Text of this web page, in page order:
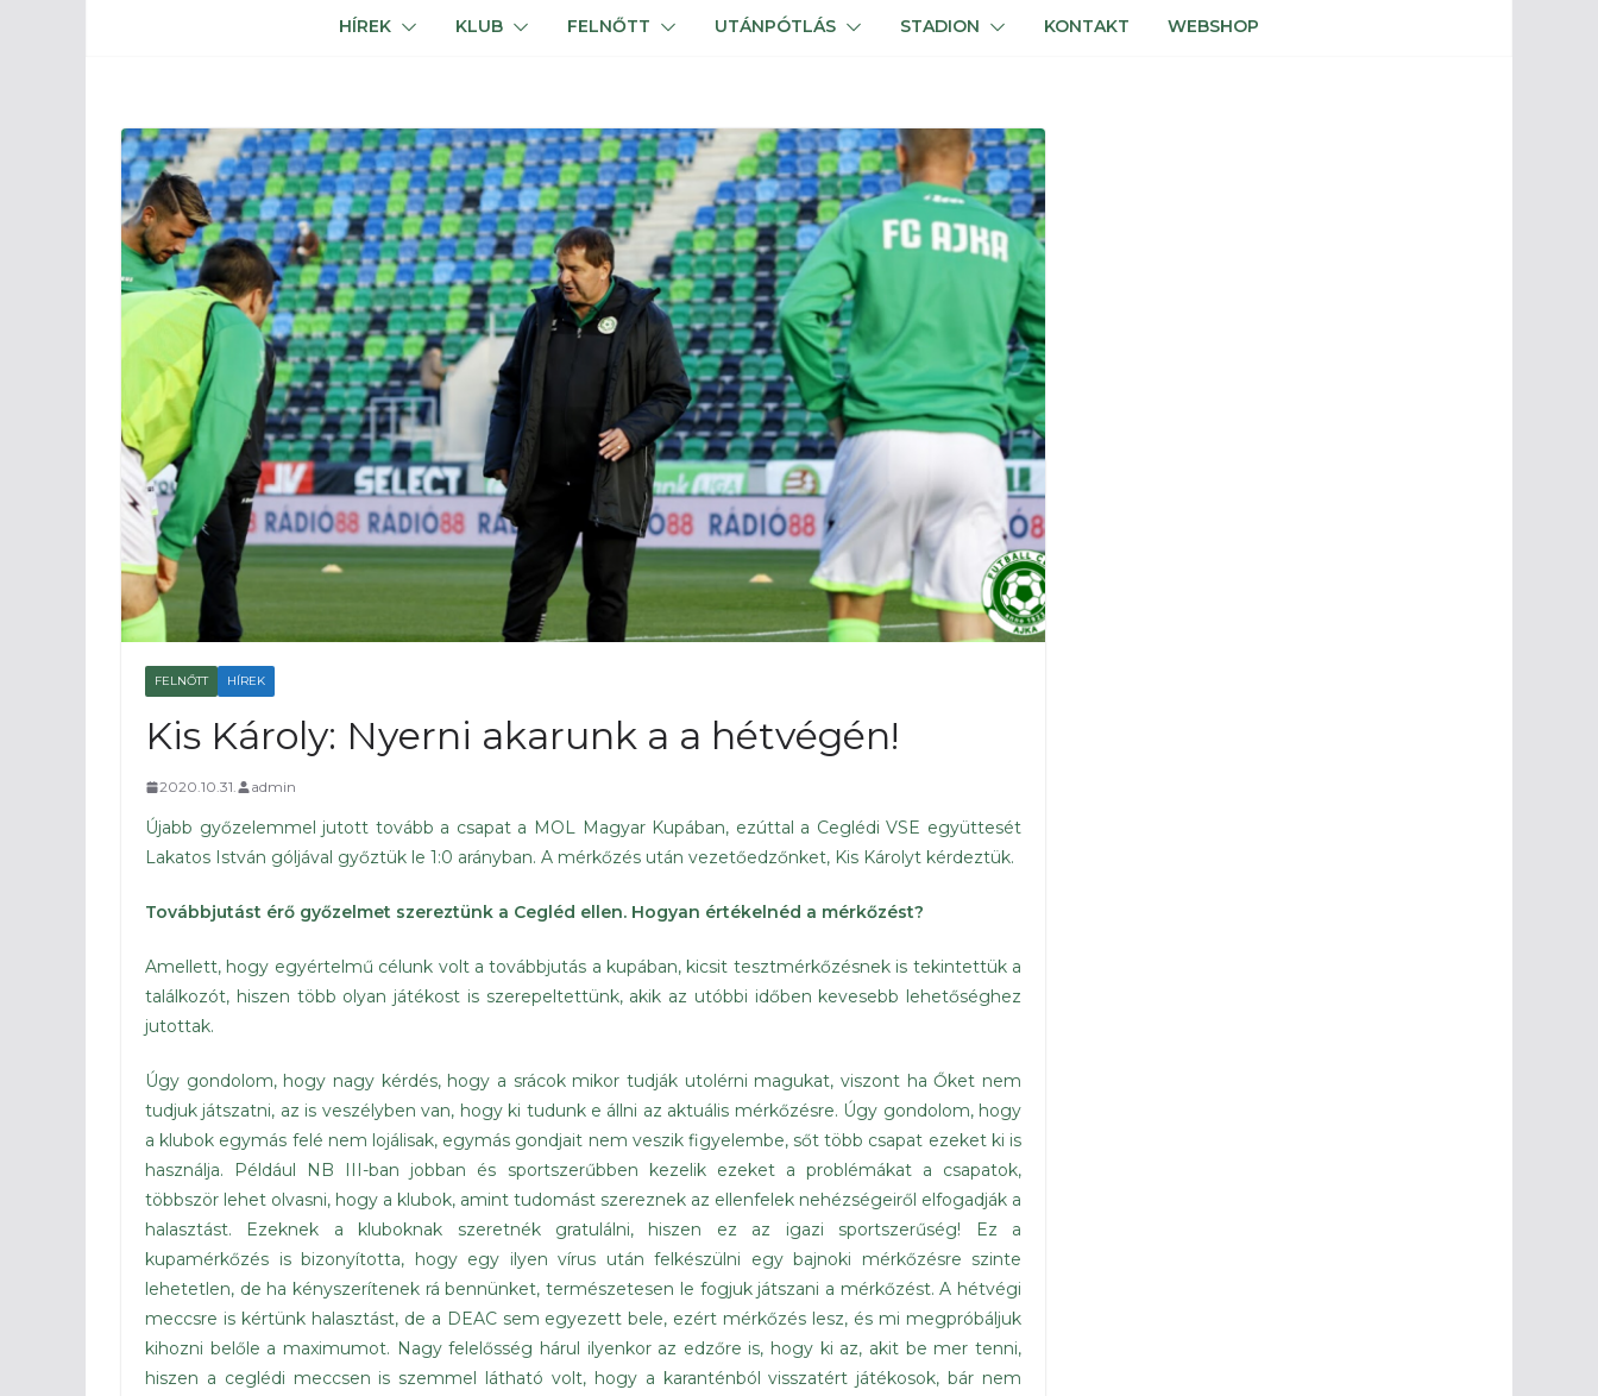
HÍREK KLUB FELNŐTT UTÁNPÓTLÁS STADION KONTAKT WEBSHOP
FELNŐTT HÍREK
Kis Károly: Nyerni akarunk a a hétvégén!
2020.10.31. admin
Újabb győzelemmel jutott tovább a csapat a MOL Magyar Kupában, ezúttal a Ceglédi VSE együttesét
Lakatos István góljával győztük le 1:0 arányban. A mérkőzés után vezetőedzőnket, Kis Károlyt kérdeztük.
Továbbjutást érő győzelmet szereztünk a Cegléd ellen. Hogyan értékelnéd a mérkőzést?
Amellett, hogy egyértelmű célunk volt a továbbjutás a kupában, kicsit tesztmérkőzésnek is tekintettük a
találkozót, hiszen több olyan játékost is szerepeltettünk, akik az utóbbi időben kevesebb lehetőséghez
jutottak.
Úgy gondolom, hogy nagy kérdés, hogy a srácok mikor tudják utolérni magukat, viszont ha Őket nem
tudjuk játszatni, az is veszélyben van, hogy ki tudunk e állni az aktuális mérkőzésre. Úgy gondolom, hogy
a klubok egymás felé nem lojálisak, egymás gondjait nem veszik figyelembe, sőt több csapat ezeket ki is
használja. Például NB III-ban jobban és sportszerűbben kezelik ezeket a problémákat a csapatok,
többször lehet olvasni, hogy a klubok, amint tudomást szereznek az ellenfelek nehézségeiről elfogadják a
halasztást. Ezeknek a kluboknak szeretnék gratulálni, hiszen ez az igazi sportszerűség! Ez a
kupamérkőzés is bizonyította, hogy egy ilyen vírus után felkészülni egy bajnoki mérkőzésre szinte
lehetetlen, de ha kényszerítenek rá bennünket, természetesen le fogjuk játszani a mérkőzést. A hétvégi
meccsre is kértünk halasztást, de a DEAC sem egyezett bele, ezért mérkőzés lesz, és mi megpróbáljuk
kihozni belőle a maximumot. Nagy felelősség hárul ilyenkor az edzőre is, hogy ki az, akit be mer tenni,
hiszen a ceglédi meccsen is szemmel látható volt, hogy a karanténból visszatért játékosok, bár nem